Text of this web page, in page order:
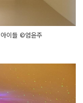
이들 ©엄윤주